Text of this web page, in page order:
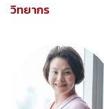
วิทยากร